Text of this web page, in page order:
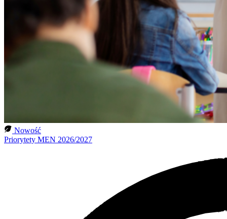
Nowość
Priorytety MEN 2026/2027